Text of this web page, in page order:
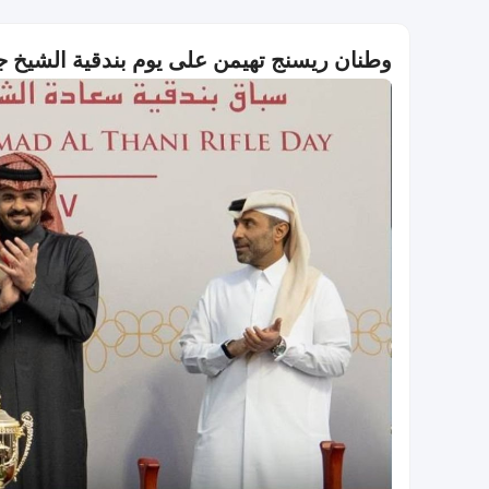
وطنان ريسنج تهيمن على يوم بندقية الشيخ